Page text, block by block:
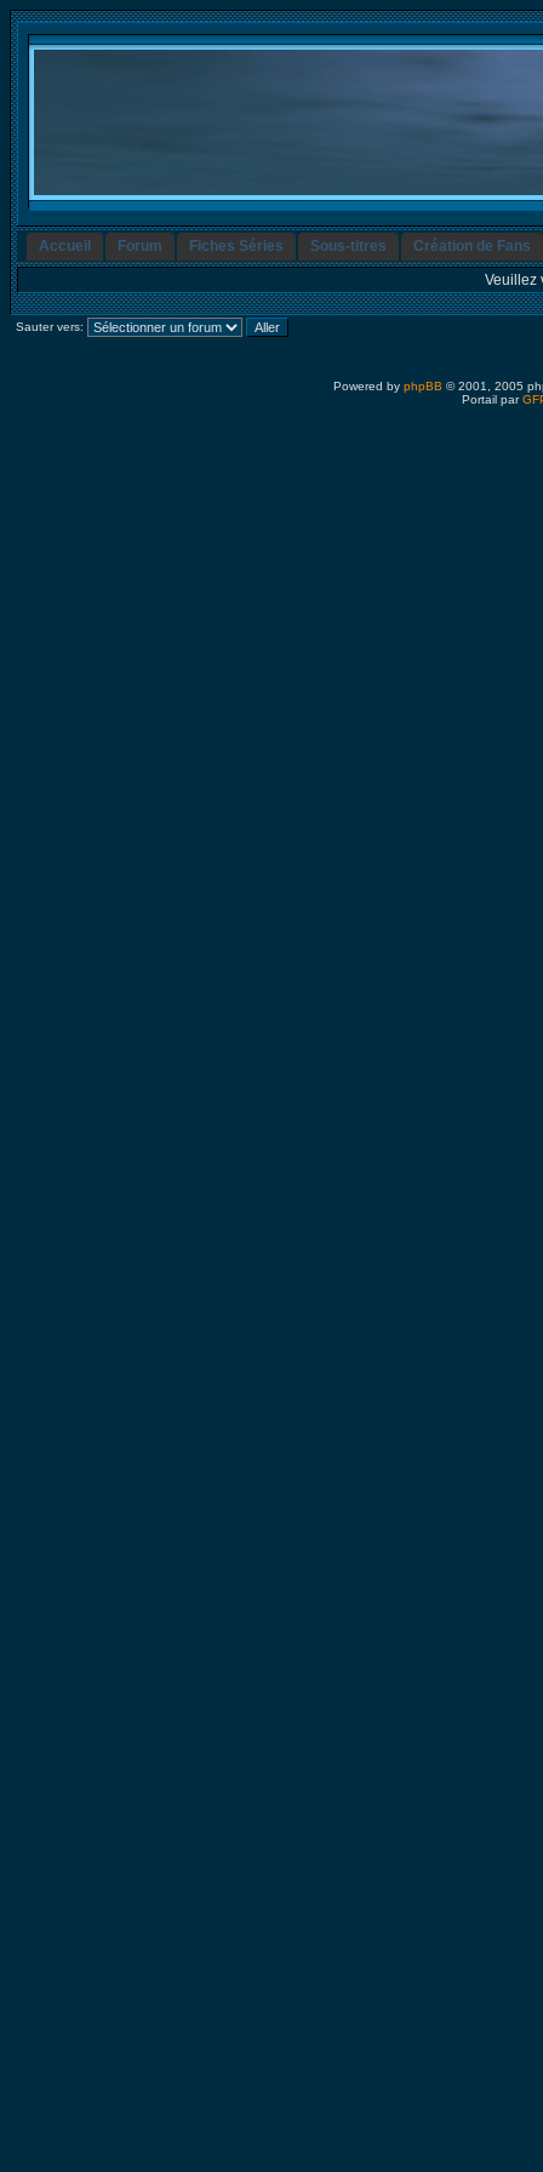
Accueil Forum Fiches Séries Sous-titres
Création de Fans
Veuillez
Sauter vers:
Powered by phpBB © 2001, 2005
Portail par